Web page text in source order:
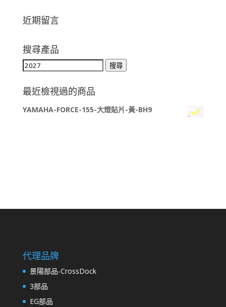
近期留言
搜尋產品
搜
關
鍵
字:
搜尋
最近檢視過的商品
YAMAHA-FORCE-155-大燈貼片-黃-BH9
代理品牌
景陽部品-CrossDock
3部品
EG部品